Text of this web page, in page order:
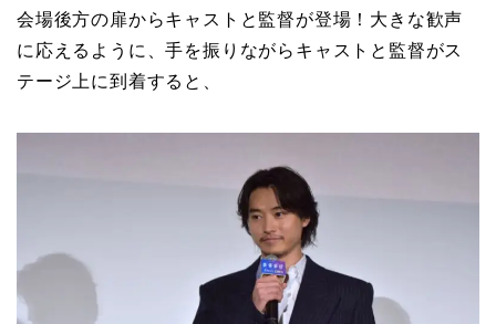
会場後方の扉からキャストと監督が登場！大きな歓声
に応えるように、手を振りながらキャストと監督がス
テージ上に到着すると、